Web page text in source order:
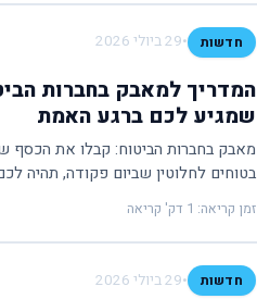
חדשות •29 ביולי 2026
המדריך למאבק בחברות
שמגיע לכם ברגע האמת
מאבק בחברות הביטוח: קבלו את הכסף
בטוחים לחלוטין שביום פקודה, תהיה
זמן קריאה: 1 דק' קריאה
חדשות •29 ביולי 2026